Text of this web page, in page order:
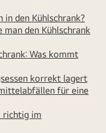
in den Kühlschrank?
den Kühlschrank
Was kommt
korrekt lagert
für eine
richtig im